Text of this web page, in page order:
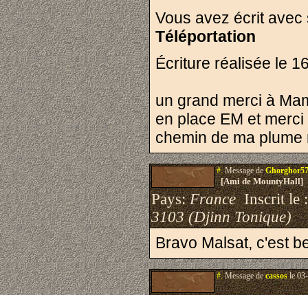
Vous avez écrit
Téléportation
Écriture réalisée le
un grand merci à
en place EM et
chemin de ma plume
#.Message de
[Ami de MountyHall]
Pays:FranceInscrit le
3103 (Djinn Tonique)
Bravo Malsat, c'est
#.Message decassosle